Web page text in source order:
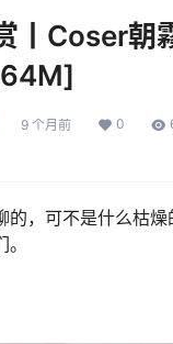
丨Coser
9 个月前 0
的，可不是什么枯